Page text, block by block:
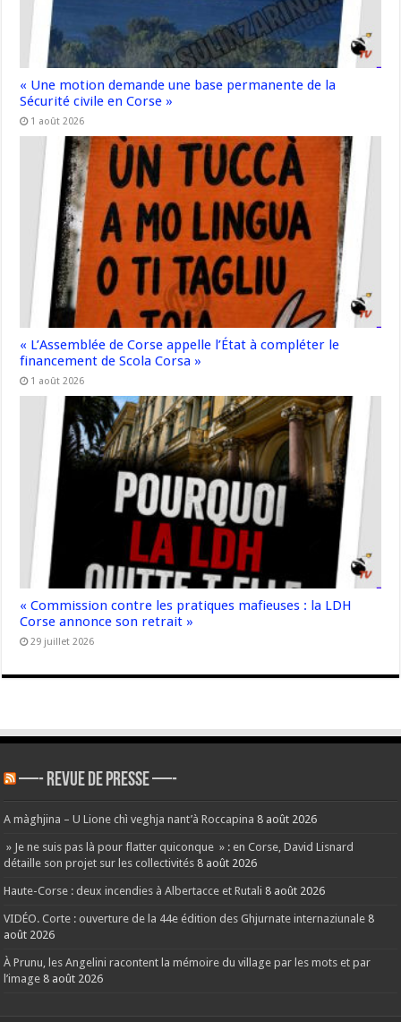
« Une motion demande une base permanente de la
Sécurité civile en Corse »
1 août 2026
« L’Assemblée de Corse appelle l’État à compléter le
financement de Scola Corsa »
1 août 2026
« Commission contre les pratiques mafieuses : la LDH
Corse annonce son retrait »
29 juillet 2026
—- REVUE DE PRESSE —-
A màghjina – U Lione chì veghja nant’à Roccapina 8 août 2026
» Je ne suis pas là pour flatter quiconque » : en Corse, David Lisnard
détaille son projet sur les collectivités 8 août 2026
Haute-Corse : deux incendies à Albertacce et Rutali 8 août 2026
VIDÉO. Corte : ouverture de la 44e édition des Ghjurnate internaziunale 8
août 2026
À Prunu, les Angelini racontent la mémoire du village par les mots et par
l’image 8 août 2026